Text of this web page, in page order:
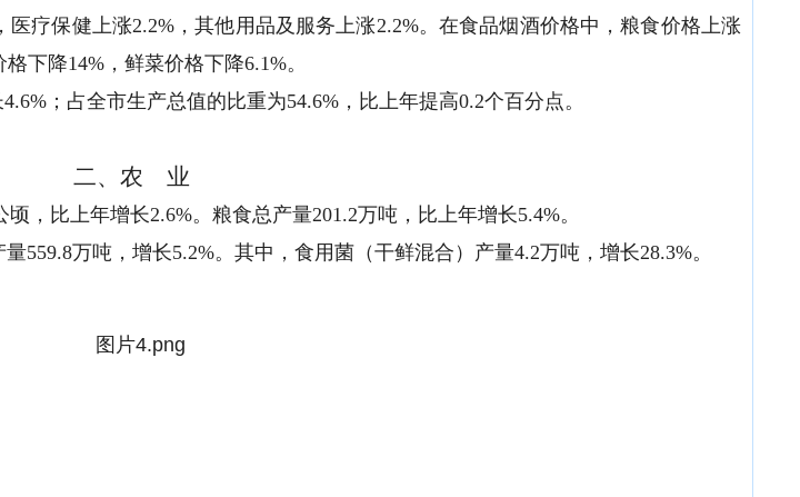
疗保健上涨2.2%，其他用品及服务上涨2.2%。在食品烟酒价格中，粮食价格上涨
下降14%，鲜菜价格下降6.1%。
；占全市生产总值的比重为54.6%，比上年提高0.2个百分点。
二、 农 业
，比上年增长2.6%。粮食总产量201.2万吨，比上年增长5.4%。
559.8万吨，增长5.2%。其中，食用菌（干鲜混合）产量4.2万吨，增长28.3%。